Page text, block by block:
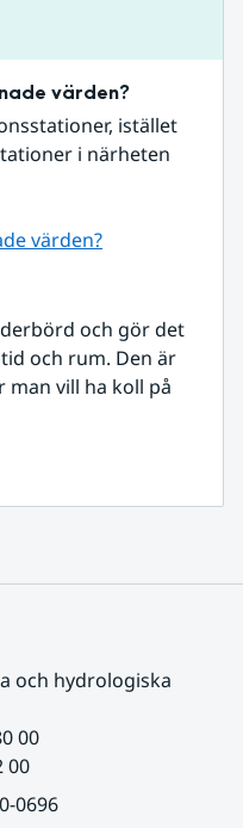
värden?
istället
i närheten
värden?
och gör det
och rum. Den är
vill ha koll på
och hydrologiska
00
00
0696